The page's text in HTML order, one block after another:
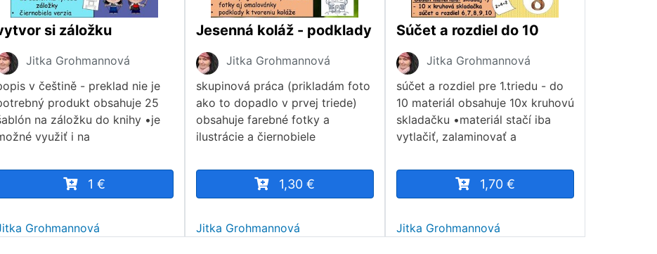
si záložku
Jitka Grohmannová
v češtině - preklad nie je
produkt obsahuje 25
na záložku do knihy •je
využiť i na
1 €
Grohmannová
Jesenná koláž - podklady
Jitka Grohmannová
skupinová práca (prikladám foto
ako to dopadlo v prvej triede)
obsahuje farebné fotky a
ilustrácie a čiernobiele
1,30 €
Jitka Grohmannová
Súčet a rozdiel do 10
Jitka Grohmannová
súčet a rozdiel pre 1.triedu - do
10 materiál obsahuje 10x kruhovú
skladačku •materiál stačí iba
vytlačiť, zalaminovať a
1,70 €
Jitka Grohmannová